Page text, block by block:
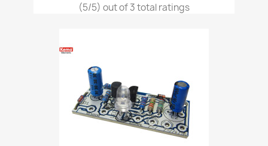
(5/5) out of 3 total ratings